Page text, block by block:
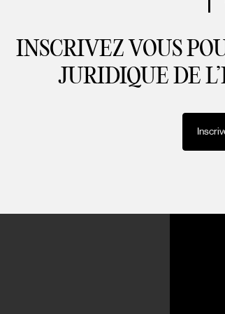
INSCRIVEZ VOUS
JURIDIQUE DE